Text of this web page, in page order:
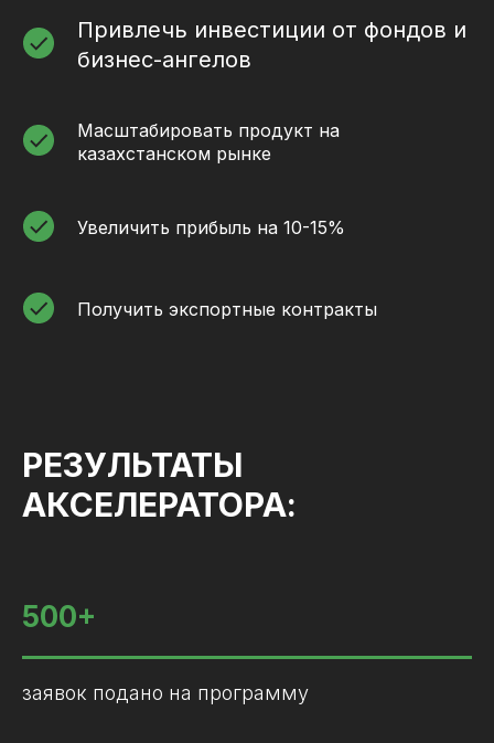
Привлечь инвестиции от фондов и
бизнес-ангелов
Масштабировать продукт на
казахстанском рынке
Увеличить прибыль на 10-15%
Получить экспортные контракты
РЕЗУЛЬТАТЫ
АКСЕЛЕРАТОРА:
500+
заявок подано на программу